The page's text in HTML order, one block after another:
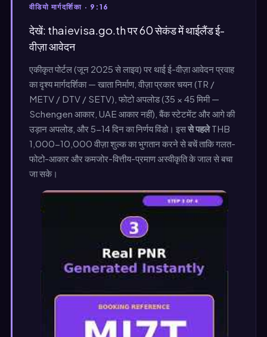
वीडियो मार्गदर्शिका · 9:16
देखें: thaievisa.go.th पर 60 सेकंड में थाईलैंड ई-
वीज़ा आवेदन
एकीकृत पोर्टल (जून 2025 से लाइव) पर थाई ई-वीज़ा आवेदन प्रवाह
का दृश्य मार्गदर्शिका — खाता निर्माण, वीज़ा प्रकार चयन (TR /
METV / DTV / SETV), फोटो अपलोड (35 × 45 मिमी —
Schengen आकार, UAE आकार नहीं), बैंक स्टेटमेंट और आगे की
उड़ान अपलोड, और 5-14 दिन का निर्णय विंडो। इससे पहलेTHB
1,000-10,000 वीज़ा शुल्क का भुगतान करने से बचें ताकि गलत-
फोटो-आकार और कमजोर-वित्तीय-प्रमाण अस्वीकृति के जाल से बचा
जा सके।